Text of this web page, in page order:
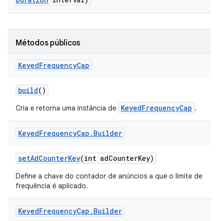
Métodos públicos
KeyedFrequencyCap
build()
Cria e retorna uma instância de KeyedFrequencyCap .
KeyedFrequencyCap . Builder
setAdCounterKey(int adCounterKey)
Define a chave do contador de anúncios a que o limite de
frequência é aplicado.
KeyedFrequencyCap . Builder